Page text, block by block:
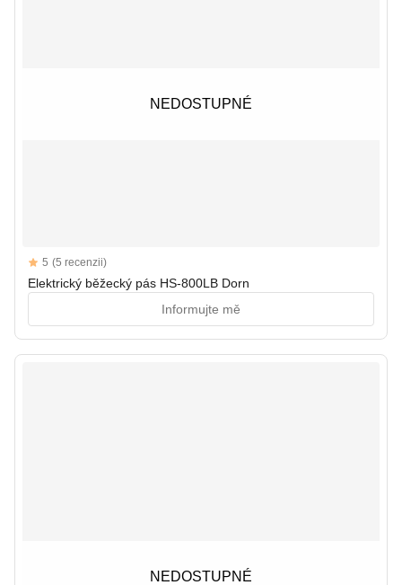
NEDOSTUPNÉ
NEDOSTUPNÉ
Reviews
5 out of 5 stars
5 (5 recenzii)
Elektrický běžecký pás HS-800LB Dorn
Informujte mě
NEDOSTUPNÉ
NEDOSTUPNÉ